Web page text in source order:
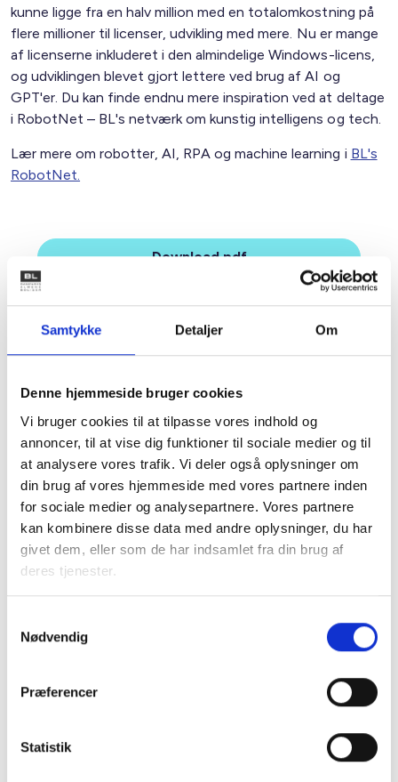
Samtykke Detaljer Om
Denne hjemmeside bruger cookies
Vi bruger cookies til at tilpasse vores indhold og
annoncer, til at vise dig funktioner til sociale medier og til
at analysere vores trafik. Vi deler også oplysninger om
din brug af vores hjemmeside med vores partnere inden
for sociale medier og analysepartnere. Vores partnere
kan kombinere disse data med andre oplysninger, du har
givet dem, eller som de har indsamlet fra din brug af
deres tjenester.
Nødvendig
Præferencer
Statistik
Download pdf
kunne ligge fra en halv million med en totalomkostning på
flere millioner til licenser, udvikling med mere. Nu er mange
af licenserne inkluderet i den almindelige Windows-licens,
og udviklingen blevet gjort lettere ved brug af AI og
GPT'er. Du kan finde endnu mere inspiration ved at deltage
i RobotNet – BL's netværk om kunstig intelligens og tech.
Lær mere om robotter, AI, RPA og machine learning i BL's
RobotNet.
Relateret indhold
DRIFT OG ADMINISTRATION
Temadag om fjernvarme
04. august 2026
DRIFT OG ADMINISTRATION
Temadag om indeklima
GDPR-netværk i samarbejde med Accura